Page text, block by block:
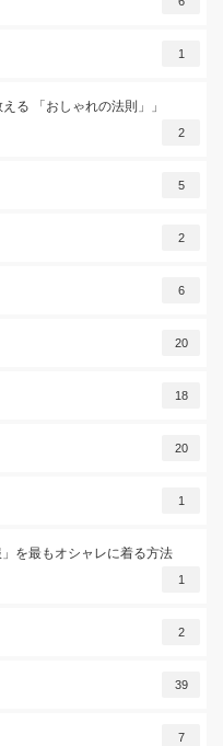
1
る 「おしゃれの法則」」
2
5
2
6
20
18
20
1
を最もオシャレに着る方法
1
2
39
7